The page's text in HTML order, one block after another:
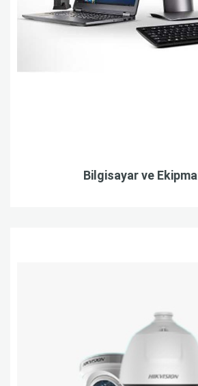
Bilgisayar ve